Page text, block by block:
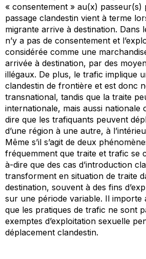
« consentement » au(x)
passage clandestin vient à terme
migrante arrive à destination. Dans
n’y a pas de consentement et
considérée comme une
arrivée à destination, par des
illégaux. De plus, le trafic implique
clandestin de frontière et est donc
transnational, tandis que la traite
internationale, mais aussi nationale
dire que les trafiquants peuvent
d’une région à une autre, à
Même s’il s’agit de deux
fréquemment que traite et trafic se
à-dire que des cas d’introduction
transforment en situation de traite
destination, souvent à des fins
sur une période variable. Il importe
que les pratiques de trafic ne sont
exemptes d’exploitation sexuelle
déplacement clandestin.